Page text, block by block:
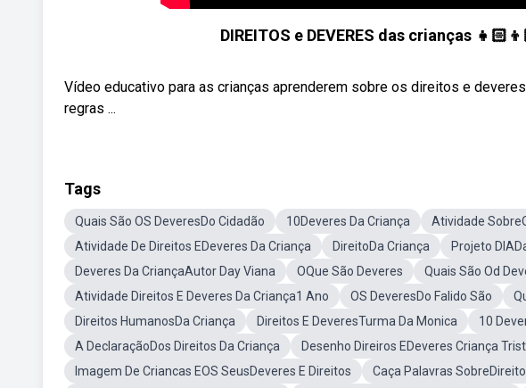
DIREITOS e DEVERES das crianças
Vídeo educativo para as crianças aprenderem sobre os direitos e
regras ...
Tags
Quais São OS DeveresDo Cidadão 10Deveres Da Criança
Atividade
Atividade De Direitos EDeveres Da Criança
DireitoDa Criança Projeto
Deveres Da CriançaAutor Day Viana
OQue São Deveres Quais São Od
Atividade Direitos E Deveres Da Criança1 Ano
OS DeveresDo Falido São
Direitos HumanosDa Criança
Direitos E DeveresTurma Da Monica
10
A DeclaraçãoDos Direitos Da Criança
Desenho Direiros EDeveres Criança
Imagem De Criancas EOS SeusDeveres E Direitos
Caça Palavras